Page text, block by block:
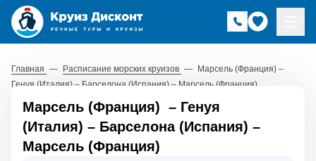
Главная — Расписание морских круизов — Марсель (Франция) –
Генуя (Италия) – Барселона (Испания) – Марсель (Франция)
Марсель (Франция) – Генуя
(Италия) – Барселона (Испания) –
Марсель (Франция)